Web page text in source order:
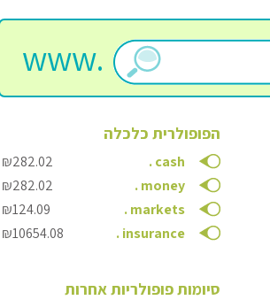
www.
הפופולרית כלכלה
.cash
₪282.02
.money
₪282.02
.markets
₪124.09
.insurance
₪10654.08
סיומות פופולריות אחרות